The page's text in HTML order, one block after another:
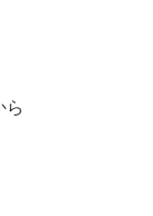
ら